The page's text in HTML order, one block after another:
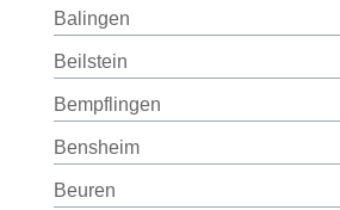
Balingen
Beilstein
Bempflingen
Bensheim
Beuren